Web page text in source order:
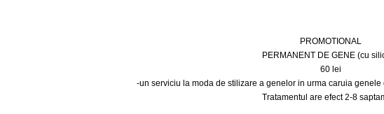
PROMOTIONAL
PERMANENT DE GENE (cu
60 lei
-un serviciu la moda de stilizare a genelor in urma caruia
Tratamentul are efect 2-8